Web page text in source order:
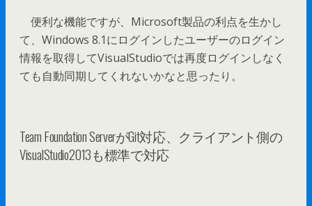
便利な機能ですが、Microsoft製品の利点を生かし
て、Windows 8.1にログインしたユーザーのログイン
情報を取得してVisualStudioでは再度ログインしなく
ても自動同期してくれないかなと思ったり。
Team Foundation ServerがGit対応、クライアント側の
VisualStudio2013も標準で対応